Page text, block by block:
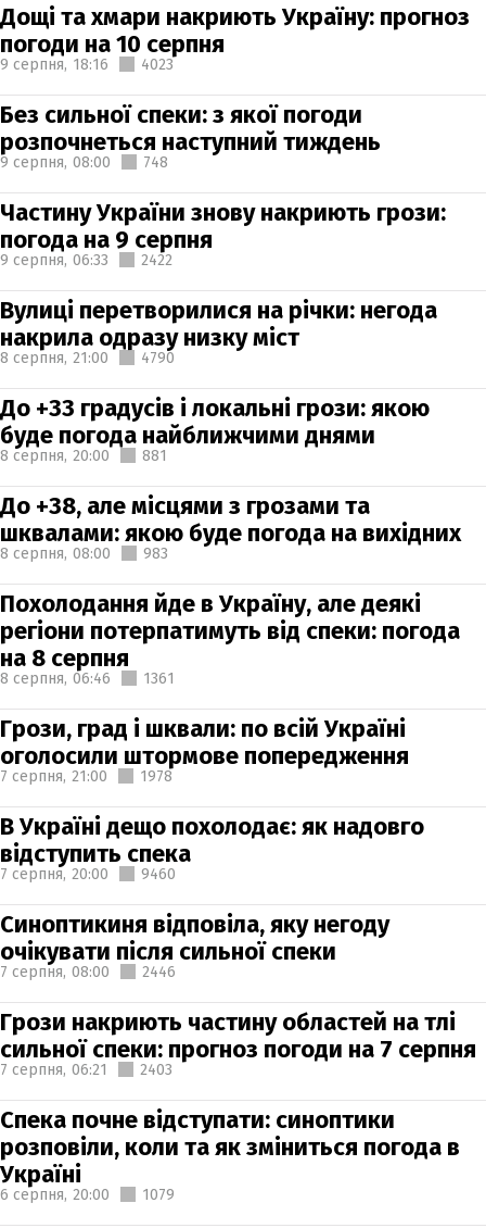
Дощі та хмари накриють Україну: прогноз
погоди на 10 серпня
9 серпня, 18:16 4023
Без сильної спеки: з якої погоди
розпочнеться наступний тиждень
9 серпня, 08:00 748
Частину України знову накриють грози:
погода на 9 серпня
9 серпня, 06:33 2422
Вулиці перетворилися на річки: негода
накрила одразу низку міст
8 серпня, 21:00 4790
До +33 градусів і локальні грози: якою
буде погода найближчими днями
8 серпня, 20:00 881
До +38, але місцями з грозами та
шквалами: якою буде погода на вихідних
8 серпня, 08:00 983
Похолодання йде в Україну, але деякі
регіони потерпатимуть від спеки: погода
на 8 серпня
8 серпня, 06:46 1361
Грози, град і шквали: по всій Україні
оголосили штормове попередження
7 серпня, 21:00 1978
В Україні дещо похолодає: як надовго
відступить спека
7 серпня, 20:00 9460
Синоптикиня відповіла, яку негоду
очікувати після сильної спеки
7 серпня, 08:00 2446
Грози накриють частину областей на тлі
сильної спеки: прогноз погоди на 7 серпня
7 серпня, 06:21 2403
Спека почне відступати: синоптики
розповіли, коли та як зміниться погода в
Україні
6 серпня, 20:00 1079